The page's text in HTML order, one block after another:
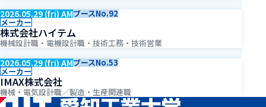
2026.05.29 (fri) AMブースNo.92
メーカー
株式会社ハイテム
機械設計職・電機設計職・技術工務・技術営業
2026.05.29 (fri) AMブースNo.53
メーカー
IMAX株式会社
機械・電気設計職／製造・生産関連職